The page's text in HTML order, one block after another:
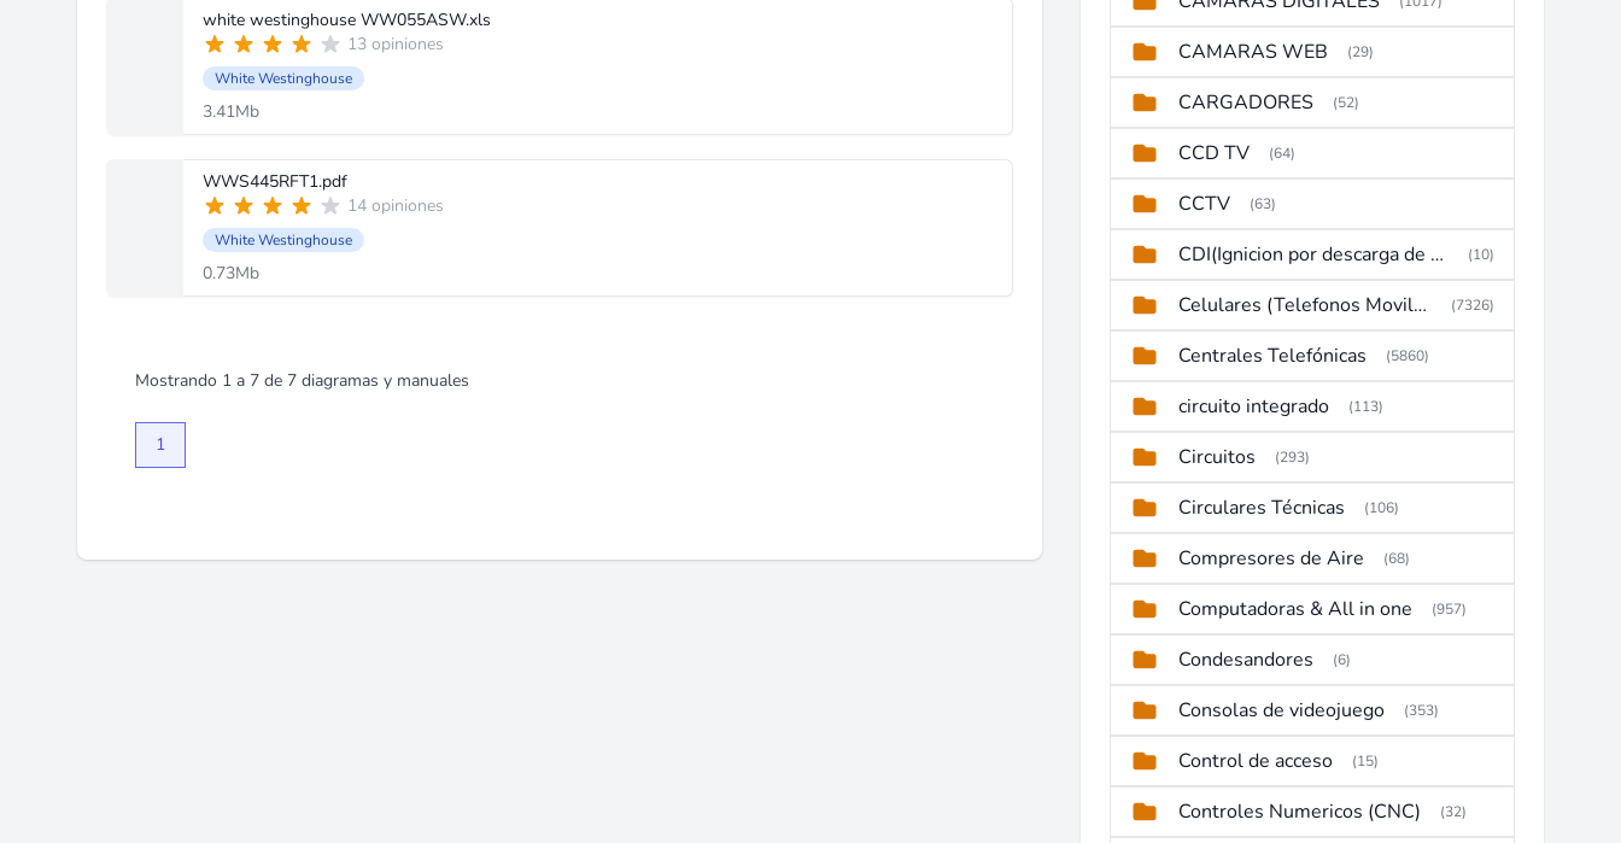
white westinghouse WW055ASW.xls
13 opiniones
White Westinghouse
3.41Mb
WWS445RFT1.pdf
14 opiniones
White Westinghouse
0.73Mb
Mostrando 1 a 7 de 7 diagramas y manuales
1
CAMARAS WEB (29)
CARGADORES (52)
CCD TV (64)
CCTV (63)
CDI(Ignicion por descarga de capacitor) (10)
Celulares (Telefonos Moviles) (7326)
Centrales Telefónicas (5860)
circuito integrado (113)
Circuitos (293)
Circulares Técnicas (106)
Compresores de Aire (68)
Computadoras & All in one (957)
Condesandores (6)
Consolas de videojuego (353)
Control de acceso (15)
Controles Numericos (CNC) (32)